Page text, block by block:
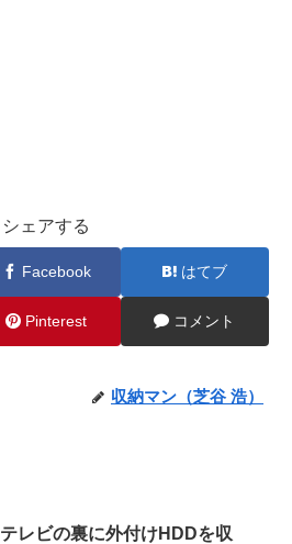
シェアする
Facebook はてブ
Pinterest コメント
収納マン（芝谷 浩）
テレビの裏に外付けHDDを収